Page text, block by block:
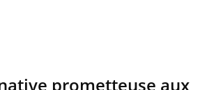
prometteuse aux